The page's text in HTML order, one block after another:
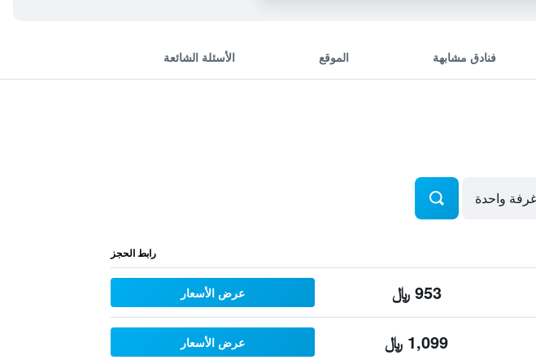
فنادق مشابهة الموقع الأسئلة الشائعة
رابط الحجز
953 ﷼ عرض الأسعار
1,099 ﷼ عرض الأسعار